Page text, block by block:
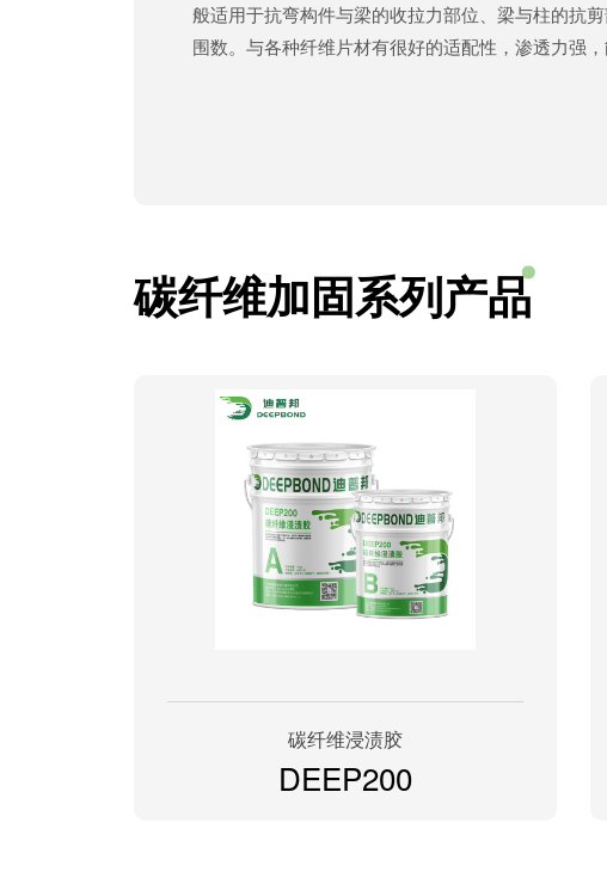
般适用于抗弯构件与梁的收拉力部位、梁与柱的抗
围数。与各种纤维片材有很好的适配性，渗透力强
碳纤维加固系列产品
碳纤维浸渍胶
DEEP200